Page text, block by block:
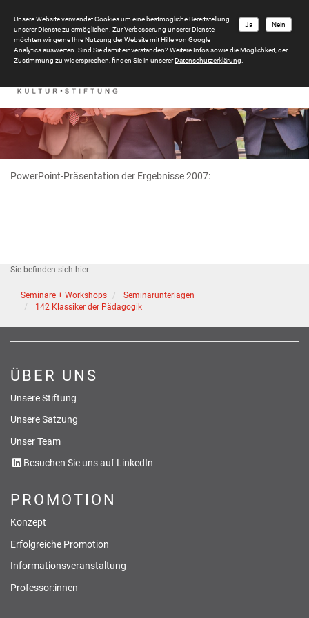
PowerPoint-Präsentation der Ergebnisse 2007:
Sie befinden sich hier:
Seminare + Workshops
Seminarunterlagen
142 Klassiker der Pädagogik
ÜBER UNS
Unsere Stiftung
Unsere Satzung
Unser Team
Besuchen Sie uns auf LinkedIn
PROMOTION
Konzept
Erfolgreiche Promotion
Informationsveranstaltung
Professor:innen
Nein
Ja
Unsere Website verwendet Cookies um eine bestmögliche Bereitstellung
unserer Dienste zu ermöglichen. Zur Verbesserung unserer Dienste
möchten wir gerne Ihre Nutzung der Website mit Hilfe von Google
Analytics auswerten. Sind Sie damit einverstanden? Weitere Infos sowie die Möglichkeit, der
Zustimmung zu widersprechen, finden Sie in unsererDatenschutzerklärung